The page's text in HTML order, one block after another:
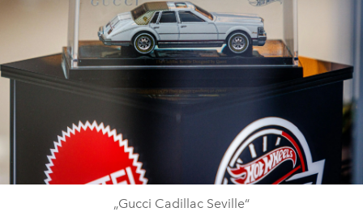
„Gucci Cadillac Seville“